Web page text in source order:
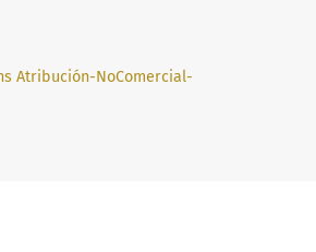
Atribución-NoComercial-